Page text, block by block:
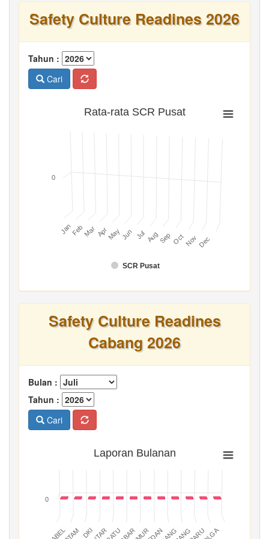
Safety Culture Readines 2026
Tahun :
Cari
Rata-rata SCR Pusat
SCR Pusat
JanFebMar AprMay Jun Jul AugSep OctNovDec
0
Safety Culture Readines
Cabang 2026
Bulan :
Tahun :
Cari
Laporan Bulanan
DKI
0